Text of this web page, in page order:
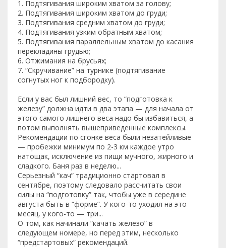
1. Подтягивания широким хватом за голову;
2. Подтягивания широким хватом до груди;
3. Подтягивания средним хватом до груди;
4. Подтягивания узким обратным хватом;
5. Подтягивания параллельным хватом до касания
перекладины грудью;
6. Отжимания на брусьях;
7. “Скручивание” на турнике (подтягивание
согнутых ног к подбородку).
Если у вас был лишний вес, то “подготовка к
железу” должна идти в два этапа — для начала от
этого самого лишнего веса надо бы избавиться, а
потом выполнять вышеприведенные комплексы.
Рекомендации по сгонке веса были незатейливые
— пробежки минимум по 2-3 км каждое утро
натощак, исключение из пищи мучного, жирного и
сладкого. Баня раз в неделю...
Серьезный “кач” традиционно стартовал в
сентябре, поэтому следовало рассчитать свои
силы на “подготовку” так, чтобы уже в середине
августа быть в “форме”. У кого-то уходил на это
месяц, у кого-то — три...
О том, как начинали “качать железо” в
следующем номере, но перед этим, несколько
“предстартовых” рекомендаций.